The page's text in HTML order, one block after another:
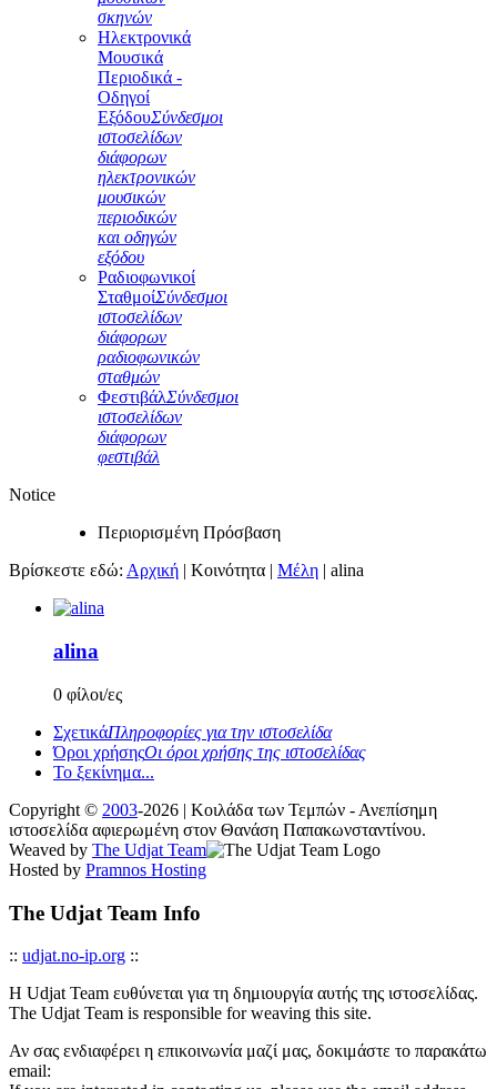
σκηνών
Ηλεκτρονικά
Μουσικά
Περιοδικά -
Οδηγοί
ΕξόδουΣύνδεσμοι
ιστοσελίδων
διάφορων
ηλεκτρονικών
μουσικών
περιοδικών
και οδηγών
εξόδου
Ραδιοφωνικοί
ΣταθμοίΣύνδεσμοι
ιστοσελίδων
διάφορων
ραδιοφωνικών
σταθμών
ΦεστιβάλΣύνδεσμοι
ιστοσελίδων
διάφορων
φεστιβάλ
Notice
Περιορισμένη Πρόσβαση
Βρίσκεστε εδώ: Αρχική | Κοινότητα | Μέλη | alina
alina
0 φίλοι/ες
ΣχετικάΠληροφορίες για την ιστοσελίδα
Όροι χρήσηςΟι όροι χρήσης της ιστοσελίδας
Το ξεκίνημα...
Copyright © 2003-2026 | Κοιλάδα των Τεμπών - Ανεπίσημη
ιστοσελίδα αφιερωμένη στον Θανάση Παπακωνσταντίνου.
Weaved by The Udjat Team
Hosted by Pramnos Hosting
The Udjat Team Info
:: udjat.no-ip.org ::
Η Udjat Team ευθύνεται για τη δημιουργία αυτής της ιστοσελίδας.
The Udjat Team is responsible for weaving this site.
Αν σας ενδιαφέρει η επικοινωνία μαζί μας, δοκιμάστε το παρακάτω
email: